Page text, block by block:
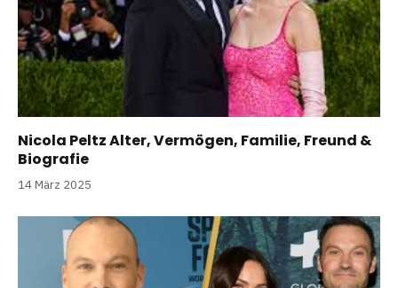
Nicola Peltz Alter, Vermögen, Familie, Freund &
Biografie
14 März 2025